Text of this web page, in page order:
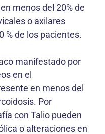
menos del 20% de
o axilares
% de los pacientes.
manifestado por
en el
en menos del
Por
con Talio pueden
o alteraciones en